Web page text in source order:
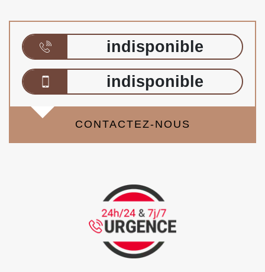
indisponible
indisponible
CONTACTEZ-NOUS